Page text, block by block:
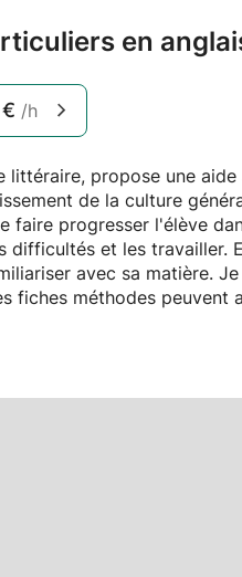
en
/h
littéraire, propose une
de la culture
faire progresser l'élève
difficultés et les travailler.
avec sa matière.
fiches méthodes peuvent